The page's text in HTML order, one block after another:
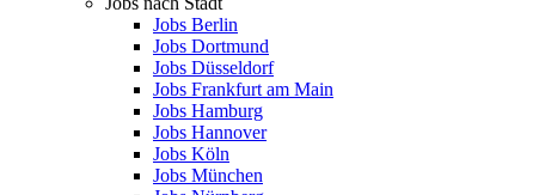
Jobs Berlin
Jobs Dortmund
Jobs Düsseldorf
Jobs Frankfurt am Main
Jobs Hamburg
Jobs Hannover
Jobs Köln
Jobs München